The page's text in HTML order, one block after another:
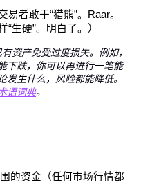
者敢于“猎熊”。Raar。
“生硬”。明白了。）
资产免受过度损失。例如，
下跌，你可以再进行一笔能
生什么，风险都能降低。
语词典。
的资金（任何市场行情都